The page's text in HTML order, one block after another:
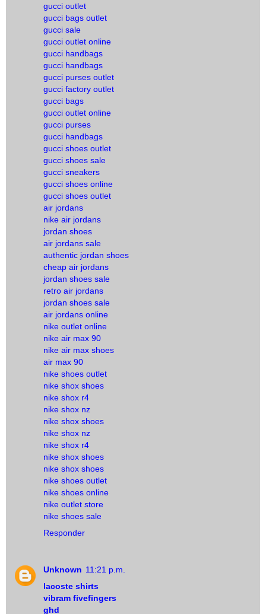
gucci outlet
gucci bags outlet
gucci sale
gucci outlet online
gucci handbags
gucci handbags
gucci purses outlet
gucci factory outlet
gucci bags
gucci outlet online
gucci purses
gucci handbags
gucci shoes outlet
gucci shoes sale
gucci sneakers
gucci shoes online
gucci shoes outlet
air jordans
nike air jordans
jordan shoes
air jordans sale
authentic jordan shoes
cheap air jordans
jordan shoes sale
retro air jordans
jordan shoes sale
air jordans online
nike outlet online
nike air max 90
nike air max shoes
air max 90
nike shoes outlet
nike shox shoes
nike shox r4
nike shox nz
nike shox shoes
nike shox nz
nike shox r4
nike shox shoes
nike shox shoes
nike shoes outlet
nike shoes online
nike outlet store
nike shoes sale
Responder
Unknown 11:21 p.m.
lacoste shirts
vibram fivefingers
ghd